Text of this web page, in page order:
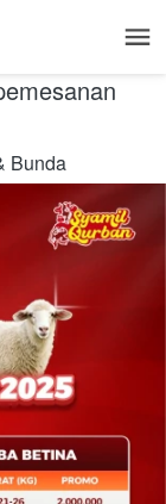
Bunda